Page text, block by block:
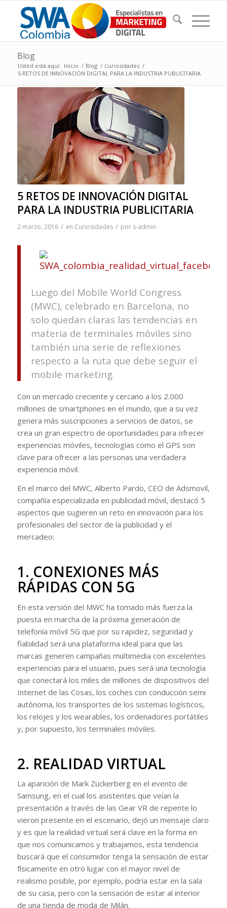
Blog
Usted está aquí: Inicio / Blog / Curiosidades /
5 RETOS DE INNOVACIÓN DIGITAL PARA LA INDUSTRIA PUBLICITARIA
5 RETOS DE INNOVACIÓN DIGITAL
PARA LA INDUSTRIA PUBLICITARIA
2 marzo, 2016 / en Curiosidades / por s-admin
Luego del Mobile World Congress
(MWC), celebrado en Barcelona, no
solo quedan claras las tendencias en
materia de terminales móviles sino
también una serie de reflexiones
respecto a la ruta que debe seguir el
mobile marketing.
Con un mercado creciente y cercano a los 2.000
millones de smartphones en el mundo, que a su vez
genera más suscripciones a servicios de datos, se
crea un gran espectro de oportunidades para ofrecer
experiencias móviles, tecnologías como el GPS son
clave para ofrecer a las personas una verdadera
experiencia móvil.
En el marco del MWC, Alberto Pardo, CEO de Adsmovil,
compañía especializada en publicidad móvil, destacó 5
aspectos que sugieren un reto en innovación para los
profesionales del sector de la publicidad y el
mercadeo:
1. CONEXIONES MÁS
RÁPIDAS CON 5G
En esta versión del MWC ha tomado más fuerza la
puesta en marcha de la próxima generación de
telefonía móvil 5G que por su rapidez, seguridad y
fiabilidad será una plataforma ideal para que las
marcas generen campañas multimedia con excelentes
experiencias para el usuario, pues será una tecnología
que conectará los miles de millones de dispositivos del
Internet de las Cosas, los coches con conducción semi
autónoma, los transportes de los sistemas logísticos,
los relojes y los wearables, los ordenadores portátiles
y, por supuesto, los terminales móviles.
2. REALIDAD VIRTUAL
La aparición de Mark Zuckerberg en el evento de
Samsung, en el cual los asistentes que veían la
presentación a través de las Gear VR de repente lo
vieron presente en el escenario, dejó un mensaje claro
y es que la realidad virtual será clave en la forma en
que nos comunicamos y trabajamos, esta tendencia
buscará que el consumidor tenga la sensación de estar
físicamente en otro lugar con el mayor nivel de
realismo posible, por ejemplo, podría estar en la sala
de su casa, pero con la sensación de estar al interior
de una tienda de moda de Milán.